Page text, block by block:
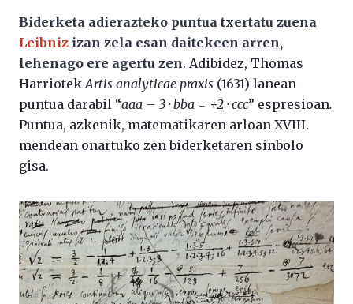
Biderketa adierazteko puntua txertatu zuena
Leibniz izan zela esan daitekeen arren,
lehenago ere agertu zen. Adibidez, Thomas
Harriotek Artis analyticae praxis (1631) lanean
puntua darabil “aaa – 3 · bba = +2 · ccc” espresioan.
Puntua, azkenik, matematikaren arloan XVIII.
mendean onartuko zen biderketaren sinbolo
gisa.